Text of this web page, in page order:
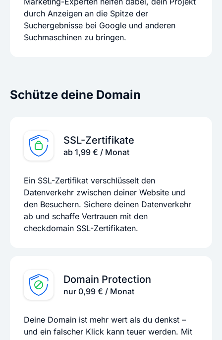
durch Anzeigen an die Spitze der
Suchergebnisse bei Google und anderen
Suchmaschinen zu bringen.
Schütze deine Domain
SSL-Zertifikate
ab 1,99 € / Monat
Ein SSL-Zertifikat verschlüsselt den
Datenverkehr zwischen deiner Website und
den Besuchern. Sichere deinen Datenverkehr
ab und schaffe Vertrauen mit den
checkdomain SSL-Zertifikaten.
Domain Protection
nur 0,99 € / Monat
Deine Domain ist mehr wert als du denkst –
und ein falscher Klick kann teuer werden. Mit